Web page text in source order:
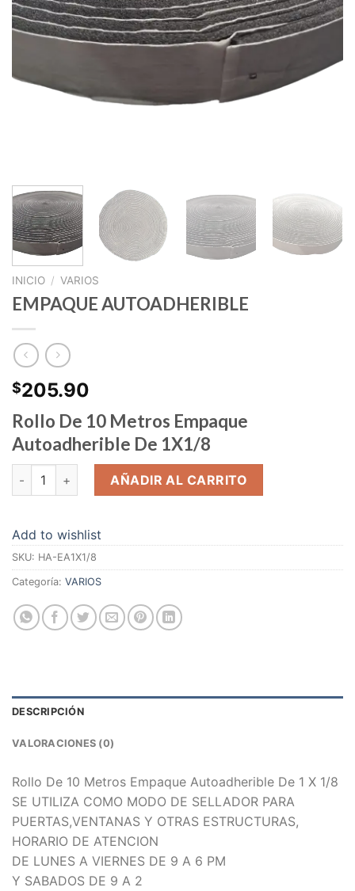
INICIO / VARIOS
EMPAQUE AUTOADHERIBLE
$205.90
Rollo De 10 Metros Empaque
Autoadherible De 1X1/8
EMPAQUE AUTOADHERIBLE cantidad
AÑADIR AL CARRITO
Add to wishlist
SKU: HA-EA1X1/8
Categoría: VARIOS
DESCRIPCIÓN
VALORACIONES (0)
Rollo De 10 Metros Empaque Autoadherible De 1 X 1/8
SE UTILIZA COMO MODO DE SELLADOR PARA
PUERTAS,VENTANAS Y OTRAS ESTRUCTURAS,
HORARIO DE ATENCION
DE LUNES A VIERNES DE 9 A 6 PM
Y SABADOS DE 9 A 2